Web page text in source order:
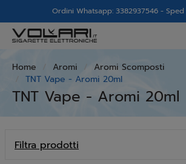
Ordini Whatsapp: 3382937546 -
Home Aromi
Aromi Scomposti
TNT Vape - Aromi 20ml
TNT Vape - Aromi 20ml
Filtra prodotti